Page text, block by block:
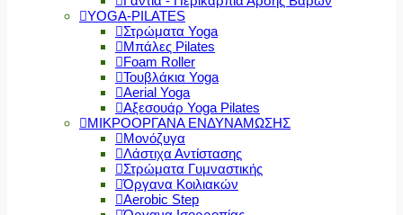
YOGA-PILATES
Στρώματα Yoga
Μπάλες Pilates
Foam Roller
Τουβλάκια Yoga
Aerial Yoga
Αξεσουάρ Yoga Pilates
ΜΙΚΡΟΟΡΓΑΝΑ ΕΝΔΥΝΑΜΩΣΗΣ
Μονόζυγα
Λάστιχα Αντίστασης
Στρώματα Γυμναστικής
Όργανα Κοιλιακών
Aerobic Step